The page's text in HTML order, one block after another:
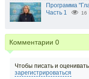
Программа
Часть 1
16
Комментарии 0
Чтобы писать и
зарегистрироваться